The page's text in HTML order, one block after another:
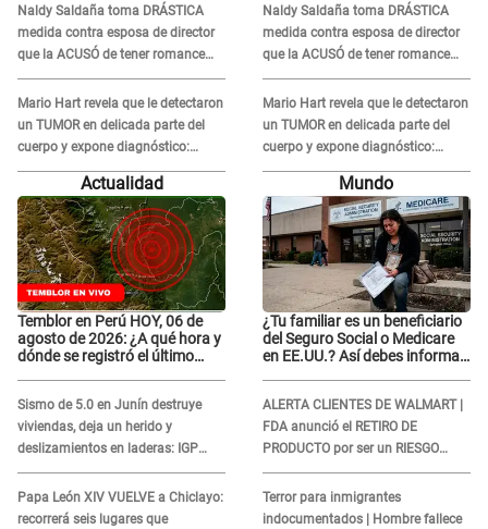
Naldy Saldaña
Naldy Saldaña toma DRÁSTICA
medida contra esposa de director
que la ACUSÓ de tener romance
con él: "Muy triste..."
Mario Hart revela que le detectaron
un TUMOR en delicada parte del
cuerpo y expone diagnóstico:
"Dolores muy fuertes..."
Naldy Saldaña
Naldy Saldaña toma DRÁSTICA
medida contra esposa de director
que la ACUSÓ de tener romance
con él: "Muy triste..."
Mario Hart revela que le detectaron
un TUMOR en delicada parte del
cuerpo y expone diagnóstico:
"Dolores muy fuertes..."
Actualidad
Temblor en Perú HOY, 06 de
agosto de 2026: ¿A qué hora y
dónde se registró el último
Sismo de 5.0 en Junín destruye
viviendas, deja un herido y
deslizamientos en laderas: IGP
alerta sobre posibles réplicas
Papa León XIV VUELVE a Chiclayo:
recorrerá seis lugares que
Mundo
¿Tu familiar es un beneficiario
del Seguro Social o Medicare
en EE.UU.? Así debes informar
ALERTA CLIENTES DE WALMART |
FDA anunció el RETIRO DE
PRODUCTO por ser un RIESGO
MORTAL para consumidores: ¿Cuál
es?
Terror para inmigrantes
indocumentados | Hombre fallece